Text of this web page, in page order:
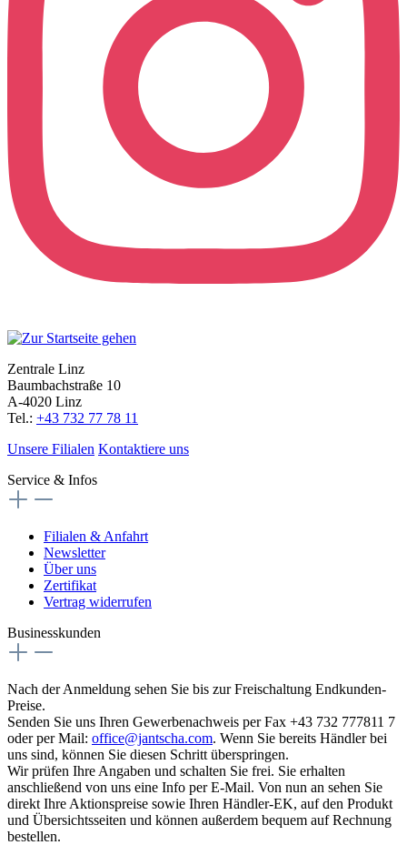
Zentrale Linz
Baumbachstraße 10
A-4020 Linz
Tel.: +43 732 77 78 11
Unsere Filialen Kontaktiere uns
Service & Infos
Filialen & Anfahrt
Newsletter
Über uns
Zertifikat
Vertrag widerrufen
Businesskunden
Nach der Anmeldung sehen Sie bis zur Freischaltung Endkunden-
Preise.
Senden Sie uns Ihren Gewerbenachweis per Fax +43 732 777811 7
oder per Mail: office@jantscha.com. Wenn Sie bereits Händler bei
uns sind, können Sie diesen Schritt überspringen.
Wir prüfen Ihre Angaben und schalten Sie frei. Sie erhalten
anschließend von uns eine Info per E-Mail. Von nun an sehen Sie
direkt Ihre Aktionspreise sowie Ihren Händler-EK, auf den Produkt
und Übersichtsseiten und können außerdem bequem auf Rechnung
bestellen.